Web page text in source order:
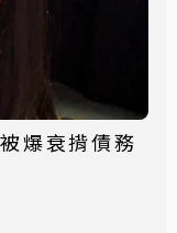
爆衰揹債務